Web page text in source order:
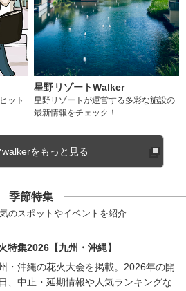
ット
星野リゾートWalker
星野リゾートが運営する多彩な施設の
最新情報をチェック！
walkerをもっと見る
季節特集
のスポットやイベントを紹介
特集2026【九州・沖縄】
・沖縄の花火大会を掲載。2026年の開
、中止・延期情報や人気ランキングな